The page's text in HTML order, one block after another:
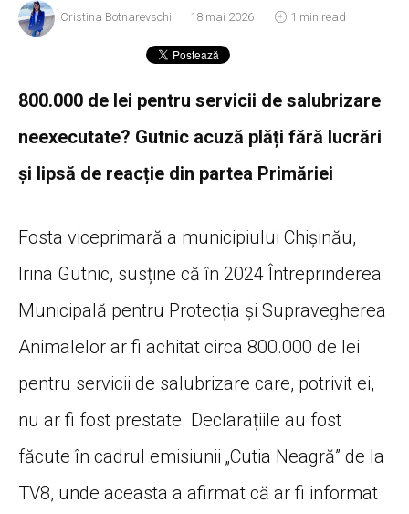
Cristina Botnarevschi 18 mai 2026 1 min read
800.000 de lei pentru servicii de salubrizare
neexecutate? Gutnic acuză plăți fără lucrări
și lipsă de reacție din partea Primăriei
Fosta viceprimară a municipiului Chișinău,
Irina Gutnic, susține că în 2024 Întreprinderea
Municipală pentru Protecția și Supravegherea
Animalelor ar fi achitat circa 800.000 de lei
pentru servicii de salubrizare care, potrivit ei,
nu ar fi fost prestate. Declarațiile au fost
făcute în cadrul emisiunii „Cutia Neagră” de la
TV8, unde aceasta a afirmat că ar fi informat